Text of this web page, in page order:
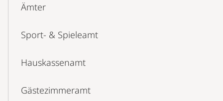
Navigation
Ämter
Sport- & Spieleamt
Hauskassenamt
Gästezimmeramt